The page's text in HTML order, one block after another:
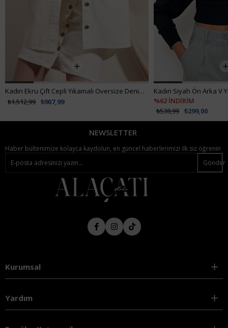
Kadın Ekru Çift Cepli Yıkamalı Oversize Denim Ceket ALC-X8152
₺907,99
₺1.512,99
%62 İNDİRİM
₺299,00
₺538,99
NEWSLETTER
Haber bültenimize kolayca kaydolun, en güncel haberlerimizi ilk siz öğrenin
Gönder
Kurumsal
Yardım